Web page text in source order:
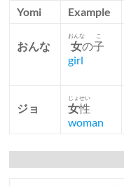
Yomi Example
おんな 女
おんな
の子
こ
girl
ジョ 女性
じょせい
woman